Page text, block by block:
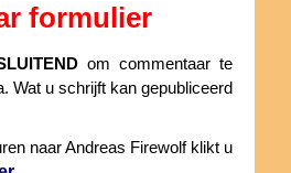
formulier
om commentaar te
Wat u schrijft kan gepubliceerd
naar Andreas Firewolf klikt u